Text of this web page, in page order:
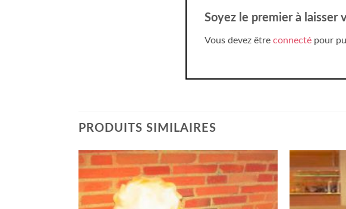
Soyez le premier à laisser
Vous devez être connecté pour
PRODUITS SIMILAIRES